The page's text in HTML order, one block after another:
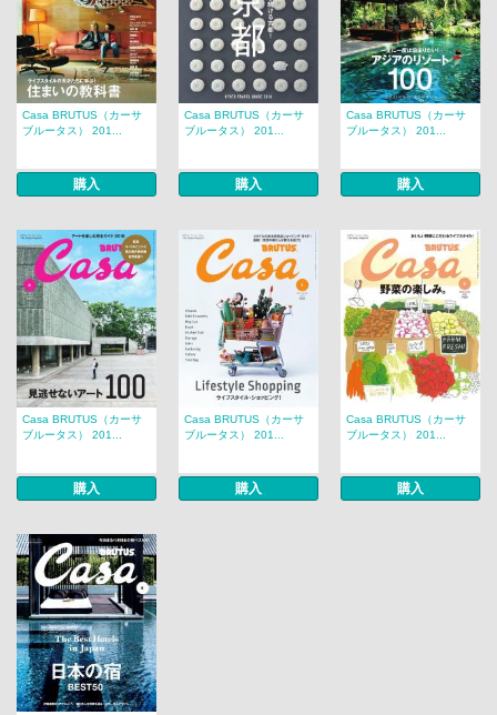
Casa BRUTUS（カーサ
ブルータス） 201...
購入
Casa BRUTUS（カーサ
ブルータス） 201...
購入
Casa BRUTUS（カーサ
ブルータス） 201...
購入
Casa BRUTUS（カーサ
ブルータス） 201...
購入
Casa BRUTUS（カーサ
ブルータス） 201...
購入
Casa BRUTUS（カーサ
ブルータス） 201...
購入